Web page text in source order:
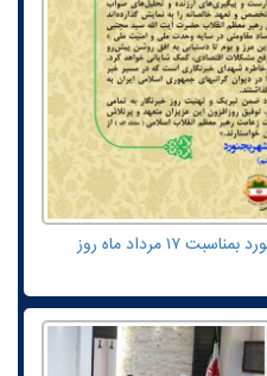
پیام تبریک شورای اسلامی شهر بجنورد بمناسبت ۱۷ مرداد ماه روز